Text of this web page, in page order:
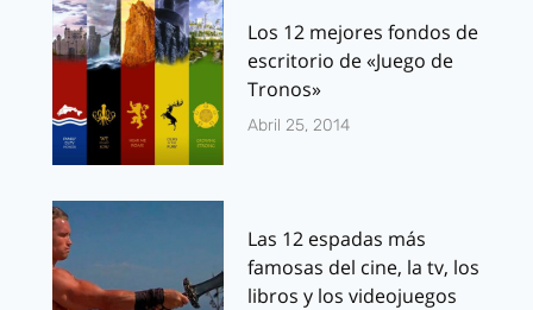
Los 12 mejores fondos de
escritorio de «Juego de
Tronos»
Abril 25, 2014
Las 12 espadas más
famosas del cine, la tv, los
libros y los videojuegos